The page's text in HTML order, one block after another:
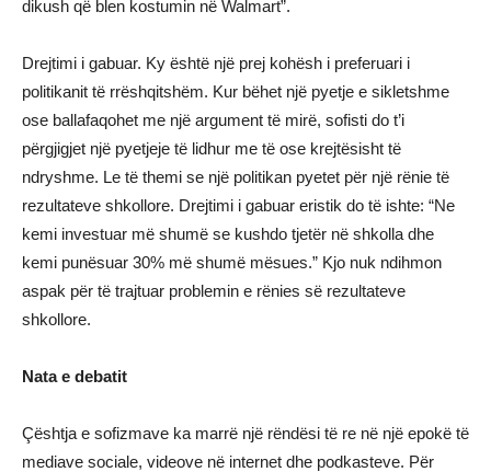
dikush që blen kostumin në Walmart”.
Drejtimi i gabuar. Ky është një prej kohësh i preferuari i
politikanit të rrëshqitshëm. Kur bëhet një pyetje e sikletshme
ose ballafaqohet me një argument të mirë, sofisti do t’i
përgjigjet një pyetjeje të lidhur me të ose krejtësisht të
ndryshme. Le të themi se një politikan pyetet për një rënie të
rezultateve shkollore. Drejtimi i gabuar eristik do të ishte: “Ne
kemi investuar më shumë se kushdo tjetër në shkolla dhe
kemi punësuar 30% më shumë mësues.” Kjo nuk ndihmon
aspak për të trajtuar problemin e rënies së rezultateve
shkollore.
Nata e debatit
Çështja e sofizmave ka marrë një rëndësi të re në një epokë të
mediave sociale, videove në internet dhe podkasteve. Për